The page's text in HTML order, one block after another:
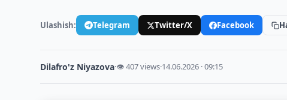
Ulashish: Telegram Twitter/X Facebook
Dilafro'z Niyazova·👁 407 views·14.06.2026 · 09:15